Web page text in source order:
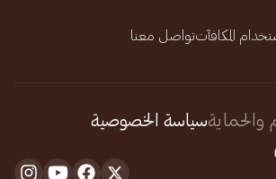
المكافآتتواصل معنا
والحمايةسياسة الخصوصية